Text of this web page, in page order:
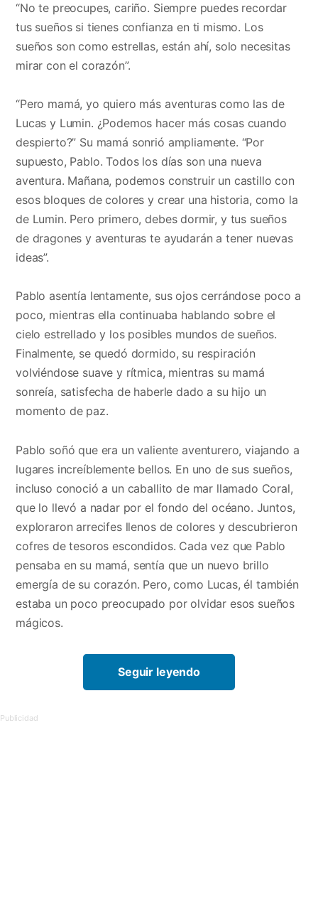
“No te preocupes, cariño. Siempre puedes recordar
tus sueños si tienes confianza en ti mismo. Los
sueños son como estrellas, están ahí, solo necesitas
mirar con el corazón”.
“Pero mamá, yo quiero más aventuras como las de
Lucas y Lumin. ¿Podemos hacer más cosas cuando
despierto?” Su mamá sonrió ampliamente. “Por
supuesto, Pablo. Todos los días son una nueva
aventura. Mañana, podemos construir un castillo con
esos bloques de colores y crear una historia, como la
de Lumin. Pero primero, debes dormir, y tus sueños
de dragones y aventuras te ayudarán a tener nuevas
ideas”.
Pablo asentía lentamente, sus ojos cerrándose poco a
poco, mientras ella continuaba hablando sobre el
cielo estrellado y los posibles mundos de sueños.
Finalmente, se quedó dormido, su respiración
volviéndose suave y rítmica, mientras su mamá
sonreía, satisfecha de haberle dado a su hijo un
momento de paz.
Pablo soñó que era un valiente aventurero, viajando a
lugares increíblemente bellos. En uno de sus sueños,
incluso conoció a un caballito de mar llamado Coral,
que lo llevó a nadar por el fondo del océano. Juntos,
exploraron arrecifes llenos de colores y descubrieron
cofres de tesoros escondidos. Cada vez que Pablo
pensaba en su mamá, sentía que un nuevo brillo
emergía de su corazón. Pero, como Lucas, él también
estaba un poco preocupado por olvidar esos sueños
mágicos.
Seguir leyendo